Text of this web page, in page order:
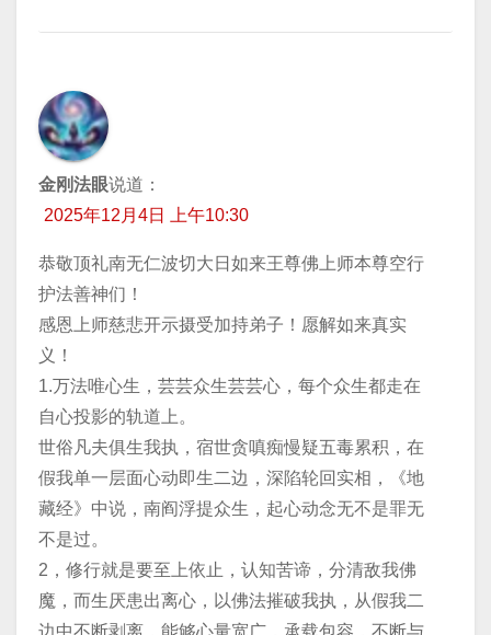
金刚法眼说道：
2025年12月4日 上午10:30
恭敬顶礼南无仁波切大日如来王尊佛上师本尊空行
护法善神们！
感恩上师慈悲开示摄受加持弟子！愿解如来真实
义！
1.万法唯心生，芸芸众生芸芸心，每个众生都走在
自心投影的轨道上。
世俗凡夫俱生我执，宿世贪嗔痴慢疑五毒累积，在
假我单一层面心动即生二边，深陷轮回实相，《地
藏经》中说，南阎浮提众生，起心动念无不是罪无
不是过。
2，修行就是要至上依止，认知苦谛，分清敌我佛
魔，而生厌患出离心，以佛法摧破我执，从假我二
边中不断剥离，能够心量宽广，承载包容，不断与